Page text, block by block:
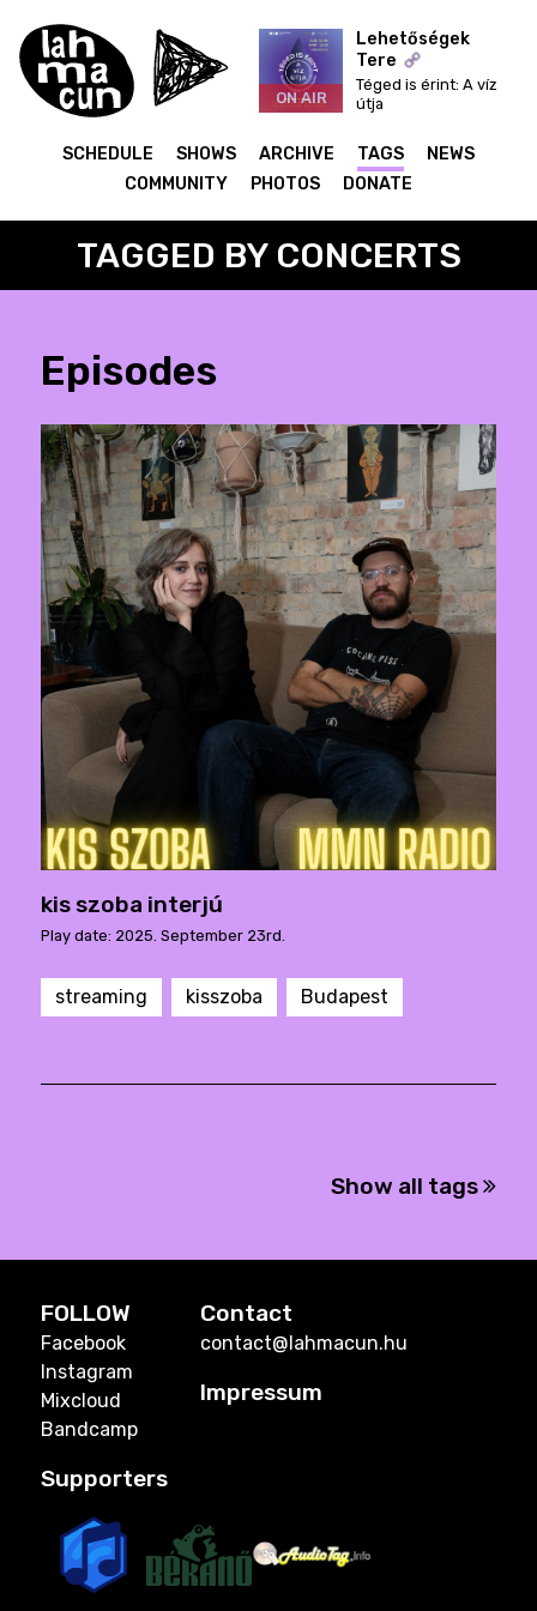
ON AIR
Lehetőségek
Tere
Téged is érint: A víz
útja
SCHEDULE SHOWS ARCHIVE TAGS
NEWS
COMMUNITY
PHOTOS DONATE
TAGGED BY CONCERTS
Episodes
kis szoba interjú
Play date: 2025. September 23rd.
streaming kisszoba Budapest
Show all tags
FOLLOW
Facebook
Instagram
Mixcloud
Bandcamp
Contact
contact@lahmacun.hu
Impressum
Supporters